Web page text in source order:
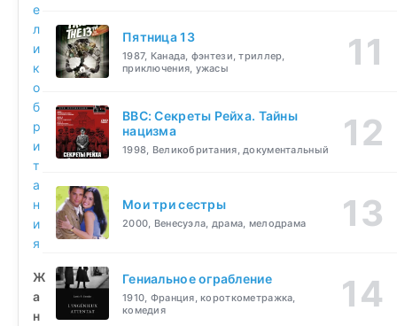
е
л
и
к
о
б
р
и
т
а
н
и
я
Ж
а
н
Пятница 13
1987, Канада, фэнтези, триллер,
приключения, ужасы
BBC: Секреты Рейха. Тайны
нацизма
1998, Великобритания, документальный
Мои три сестры
2000, Венесуэла, драма, мелодрама
Гениальное ограбление
1910, Франция, короткометражка,
комедия